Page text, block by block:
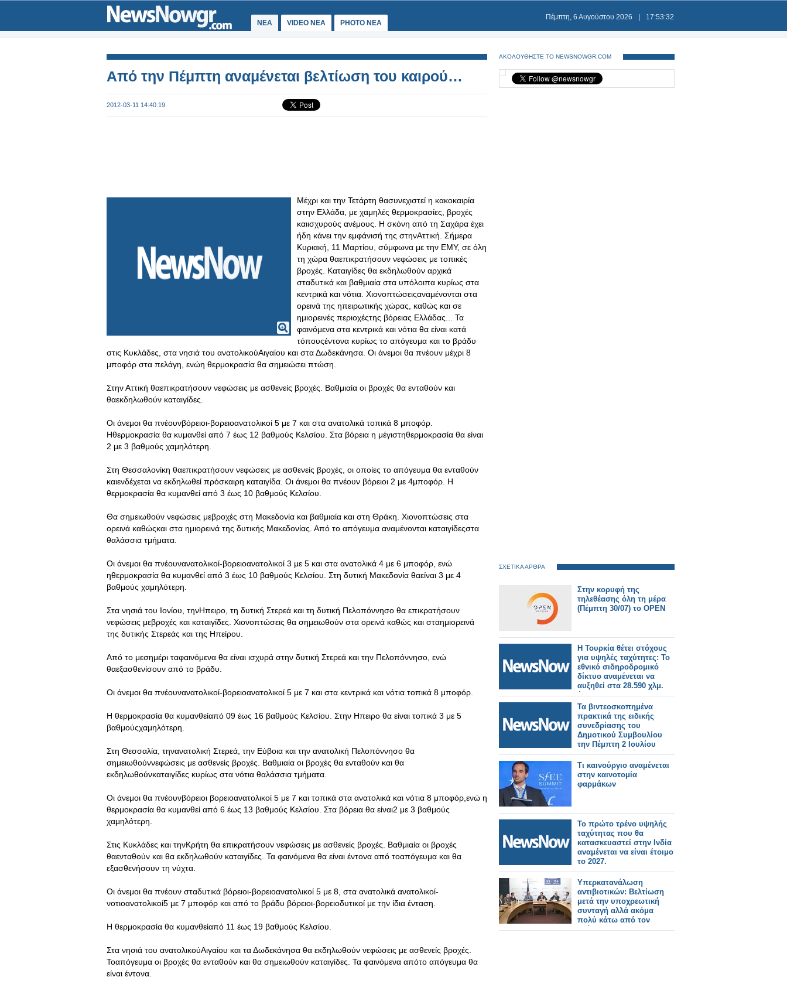
ΝΕΑ VIDEO NEA PHOTO NEA
Πέμπτη, 6 Αυγούστου 2026 17:53:33
Από την Πέμπτη αναμένεται βελτίωση του καιρού…
2012-03-11 14:40:19
Μέχρι και την Τετάρτη θασυνεχιστεί η κακοκαιρία
στην Ελλάδα, με χαμηλές θερμοκρασίες, βροχές
καιισχυρούς ανέμους. Η σκόνη από τη Σαχάρα έχει
ήδη κάνει την εμφάνισή της στηνΑττική. Σήμερα
Κυριακή, 11 Μαρτίου, σύμφωνα με την ΕΜΥ, σε όλη
τη χώρα θαεπικρατήσουν νεφώσεις με τοπικές
βροχές. Καταιγίδες θα εκδηλωθούν αρχικά
σταδυτικά και βαθμιαία στα υπόλοιπα κυρίως στα
κεντρικά και νότια. Χιονοπτώσειςαναμένονται στα
ορεινά της ηπειρωτικής χώρας, καθώς και σε
ημιορεινές περιοχέςτης βόρειας Ελλάδας... Τα
φαινόμενα στα κεντρικά και νότια θα είναι κατά
τόπουςέντονα κυρίως το απόγευμα και το βράδυ
στις Κυκλάδες, στα νησιά του ανατολικούΑιγαίου και στα Δωδεκάνησα. Οι άνεμοι θα πνέουν μέχρι 8
μποφόρ στα πελάγη, ενώη θερμοκρασία θα σημειώσει πτώση.
Στην Αττική θαεπικρατήσουν νεφώσεις με ασθενείς βροχές. Βαθμιαία οι βροχές θα ενταθούν και
θαεκδηλωθούν καταιγίδες.
Οι άνεμοι θα πνέουνβόρειοι-βορειοανατολικοί 5 με 7 και στα ανατολικά τοπικά 8 μποφόρ.
Ηθερμοκρασία θα κυμανθεί από 7 έως 12 βαθμούς Κελσίου. Στα βόρεια η μέγιστηθερμοκρασία θα είναι
2 με 3 βαθμούς χαμηλότερη.
Στη Θεσσαλονίκη θαεπικρατήσουν νεφώσεις με ασθενείς βροχές, οι οποίες το απόγευμα θα ενταθούν
καιενδέχεται να εκδηλωθεί πρόσκαιρη καταιγίδα. Οι άνεμοι θα πνέουν βόρειοι 2 με 4μποφόρ. Η
θερμοκρασία θα κυμανθεί από 3 έως 10 βαθμούς Κελσίου.
Θα σημειωθούν νεφώσεις μεβροχές στη Μακεδονία και βαθμιαία και στη Θράκη. Χιονοπτώσεις στα
ορεινά καθώςκαι στα ημιορεινά της δυτικής Μακεδονίας. Από το απόγευμα αναμένονται καταιγίδεςστα
θαλάσσια τμήματα.
Οι άνεμοι θα πνέουνανατολικοί-βορειοανατολικοί 3 με 5 και στα ανατολικά 4 με 6 μποφόρ, ενώ
ηθερμοκρασία θα κυμανθεί από 3 έως 10 βαθμούς Κελσίου. Στη δυτική Μακεδονία θαείναι 3 με 4
βαθμούς χαμηλότερη.
Στα νησιά του Ιονίου, τηνΗπειρο, τη δυτική Στερεά και τη δυτική Πελοπόννησο θα επικρατήσουν
νεφώσεις μεβροχές και καταιγίδες. Χιονοπτώσεις θα σημειωθούν στα ορεινά καθώς και σταημιορεινά
της δυτικής Στερεάς και της Ηπείρου.
Από το μεσημέρι ταφαινόμενα θα είναι ισχυρά στην δυτική Στερεά και την Πελοπόννησο, ενώ
θαεξασθενίσουν από το βράδυ.
Οι άνεμοι θα πνέουνανατολικοί-βορειοανατολικοί 5 με 7 και στα κεντρικά και νότια τοπικά 8 μποφόρ.
Η θερμοκρασία θα κυμανθείαπό 09 έως 16 βαθμούς Κελσίου. Στην Ηπειρο θα είναι τοπικά 3 με 5
βαθμούςχαμηλότερη.
Στη Θεσσαλία, τηνανατολική Στερεά, την Εύβοια και την ανατολική Πελοπόννησο θα
σημειωθούννεφώσεις με ασθενείς βροχές. Βαθμιαία οι βροχές θα ενταθούν και θα
εκδηλωθούνκαταιγίδες κυρίως στα νότια θαλάσσια τμήματα.
Οι άνεμοι θα πνέουνβόρειοι βορειοανατολικοί 5 με 7 και τοπικά στα ανατολικά και νότια 8 μποφόρ,ενώ η
θερμοκρασία θα κυμανθεί από 6 έως 13 βαθμούς Κελσίου. Στα βόρεια θα είναι2 με 3 βαθμούς
χαμηλότερη.
Στις Κυκλάδες και τηνΚρήτη θα επικρατήσουν νεφώσεις με ασθενείς βροχές. Βαθμιαία οι βροχές
θαενταθούν και θα εκδηλωθούν καταιγίδες. Τα φαινόμενα θα είναι έντονα από τοαπόγευμα και θα
εξασθενήσουν τη νύχτα.
Οι άνεμοι θα πνέουν σταδυτικά βόρειοι-βορειοανατολικοί 5 με 8, στα ανατολικά ανατολικοί-
νοτιοανατολικοί5 με 7 μποφόρ και από το βράδυ βόρειοι-βορειοδυτικοί με την ίδια ένταση.
Η θερμοκρασία θα κυμανθείαπό 11 έως 19 βαθμούς Κελσίου.
Στα νησιά του ανατολικούΑιγαίου και τα Δωδεκάνησα θα εκδηλωθούν νεφώσεις με ασθενείς βροχές.
Τοαπόγευμα οι βροχές θα ενταθούν και θα σημειωθούν καταιγίδες. Τα φαινόμενα απότο απόγευμα θα
είναι έντονα.
ΑΚΟΛΟΥΘΗΣΤΕ ΤΟ NEWSNOWGR.COM
ΣΧΕΤΙΚΑ ΑΡΘΡΑ
Στην κορυφή της
τηλεθέασης όλη τη μέρα
(Πέμπτη 30/07) το OPEN
Η Τουρκία θέτει στόχους
για υψηλές ταχύτητες: Το
εθνικό σιδηροδρομικό
δίκτυο αναμένεται να
αυξηθεί στα 28.590 χλμ.
έως το 2053.
Τα βιντεοσκοπημένα
πρακτικά της ειδικής
συνεδρίασης του
Δημοτικού Συμβουλίου
την Πέμπτη 2 Ιουλίου
2026. Εκλογή νέου
Προεδρείου και Δημοτικής
Επιτροπής.
Τι καινούργιο αναμένεται
στην καινοτομία
φαρμάκων
Το πρώτο τρένο υψηλής
ταχύτητας που θα
κατασκευαστεί στην Ινδία
αναμένεται να είναι έτοιμο
το 2027.
Υπερκατανάλωση
αντιβιοτικών: Βελτίωση
μετά την υποχρεωτική
συνταγή αλλά ακόμα
πολύ κάτω από τον
στόχο!